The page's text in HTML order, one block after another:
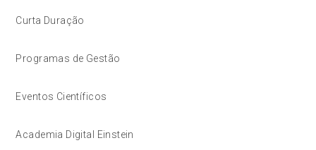
Curta Duração
Programas de Gestão
Eventos Científicos
Academia Digital Einstein